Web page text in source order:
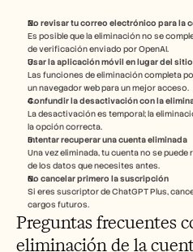
No revisar tu correo electrónico para la
Es posible que la eliminación no se
de verificación enviado por OpenAI.
Usar la aplicación móvil en lugar del
Las funciones de eliminación completa
un navegador web para un mejor acceso.
Confundir la desactivación con la
La desactivación es temporal; la
la opción correcta.
Intentar recuperar una cuenta eliminada
Una vez eliminada, tu cuenta no se
de los datos que necesites antes.
No cancelar primero la suscripción
Si eres suscriptor de ChatGPT Plus,
cargos futuros.
Preguntas frecuentes
eliminación de la